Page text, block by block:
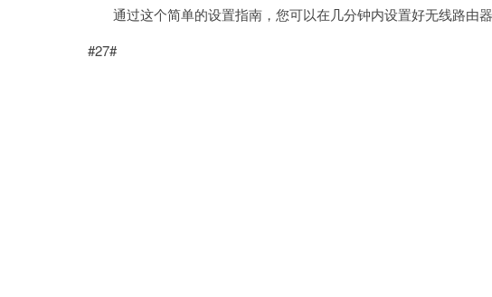
通过这个简单的设置指南，您可以在几分钟内设置好无线路由器
#27#